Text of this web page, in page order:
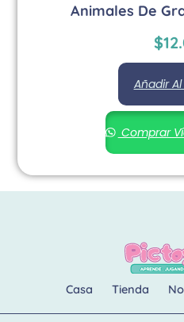
Animales De
$
Añadir
Comprar
Casa Tienda